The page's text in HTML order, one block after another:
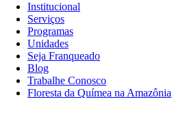
Institucional
Serviços
Programas
Unidades
Seja Franqueado
Blog
Trabalhe Conosco
Floresta da Químea na Amazônia